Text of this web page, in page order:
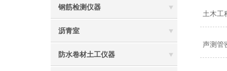
钢筋检测仪器
沥青室
防水卷材土工仪器
土木工
声测管